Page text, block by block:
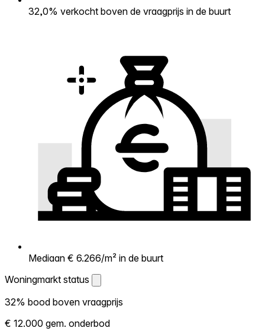
32,0% verkocht boven de vraagprijs in de buurt
Mediaan € 6.266/m² in de buurt
Woningmarkt status
Woningmarkt status
Laat zien hoe competitief de markt hier is.
32% bood boven vraagprijs
€ 12.000 gem. onderbod